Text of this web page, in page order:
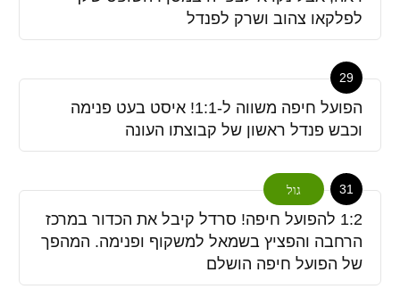
לפלקאו צהוב ושרק לפנדל
29
הפועל חיפה משווה ל-1:1! איסט בעט פנימה
וכבש פנדל ראשון של קבוצתו העונה
31 גול
1:2 להפועל חיפה! סרדל קיבל את הכדור במרכז
הרחבה והפציץ בשמאל למשקוף ופנימה. המהפך
של הפועל חיפה הושלם